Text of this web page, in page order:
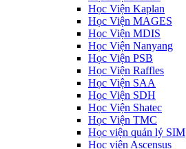
Học Viện Kaplan
Học Viện MAGES
Học Viện MDIS
Học Viện Nanyang
Học Viện PSB
Học Viện Raffles
Học Viện SAA
Học Viện SDH
Học Viện Shatec
Học Viện TMC
Học viện quản lý SIM
Học viện Ascensus